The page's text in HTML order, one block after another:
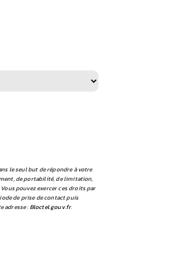
le seul but de répondre à votre
de portabilité, de limitation,
pouvez exercer ces droits par
de prise de contact puis
adresse :Bloctel.gouv.fr.